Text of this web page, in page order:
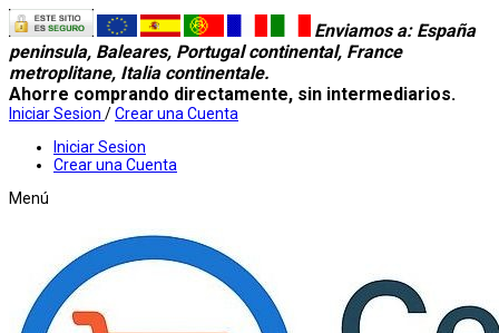
Enviamos a: España
peninsula, Baleares, Portugal continental, France
metroplitane, Italia continentale.
Ahorre comprando directamente, sin intermediarios.
Iniciar Sesion /Crear una Cuenta
Iniciar Sesion
Crear una Cuenta
Menú